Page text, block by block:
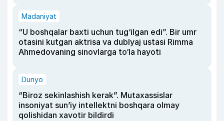
Madaniyat
“U boshqalar baxti uchun tug‘ilgan edi”. Bir umr
otasini kutgan aktrisa va dublyaj ustasi Rimma
Ahmedovaning sinovlarga to‘la hayoti
Dunyo
“Biroz sekinlashish kerak”. Mutaxassislar
insoniyat sun’iy intellektni boshqara olmay
qolishidan xavotir bildirdi